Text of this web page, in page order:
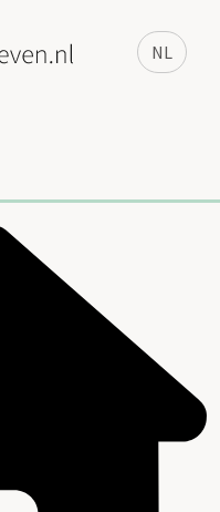
NL